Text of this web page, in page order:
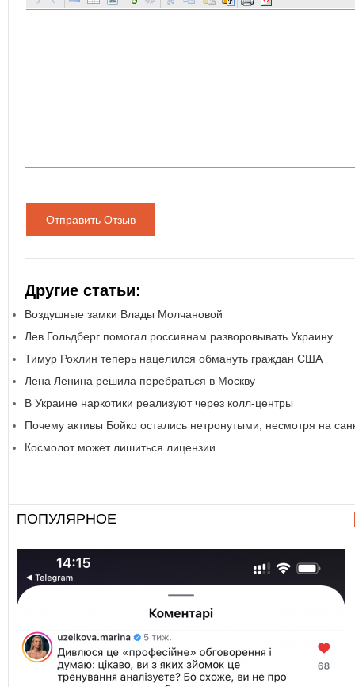
Отправить Отзыв
Другие статьи:
Воздушные замки Влады Молчановой
Лев Гольдберг помогал россиянам разворовывать Украину
Тимур Рохлин теперь нацелился обмануть граждан США
Лена Ленина решила перебраться в Москву
В Украине наркотики реализуют через колл-центры
Почему активы Бойко остались нетронутыми, несмотря на
Космолот может лишиться лицензии
ПОПУЛЯРНОЕ